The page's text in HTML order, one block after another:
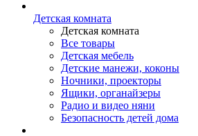
Детская комната
Детская комната
Все товары
Детская мебель
Детские манежи, коконы
Ночники, проекторы
Ящики, органайзеры
Радио и видео няни
Безопасность детей дома